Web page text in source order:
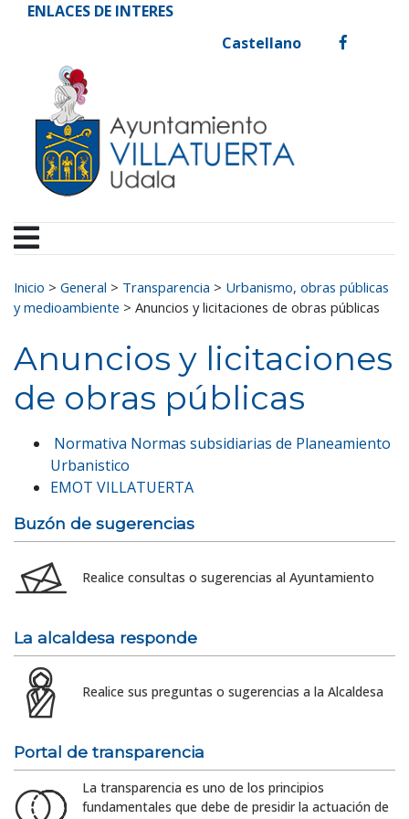
Ir al contenido
Ayuntamiento de
ENLACES DE INTERES
Castellano
facebook
Buscar:
Inicio > General > Transparencia > Urbanismo, obras públicas
y medioambiente > Anuncios y licitaciones de obras públicas
Anuncios y licitaciones
de obras públicas
Normativa Normas subsidiarias de Planeamiento
Urbanistico
EMOT VILLATUERTA
Buzón de sugerencias
Realice consultas o sugerencias al Ayuntamiento
La alcaldesa responde
Realice sus preguntas o sugerencias a la Alcaldesa
Portal de transparencia
La transparencia es uno de los principios
fundamentales que debe de presidir la actuación de